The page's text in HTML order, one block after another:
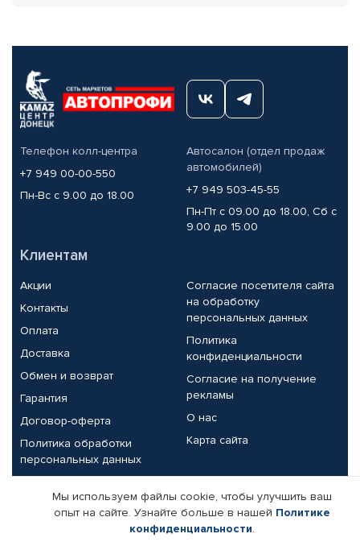
Телефон колл-центра
+7 949 00-00-550
Пн-Вс с 9.00 до 18.00
Автосалон (отдел продаж
автомобилей)
+7 949 503-45-55
Пн-Пт с 09.00 до 18.00, Сб с
9.00 до 15.00
Клиентам
Акции
Контакты
Оплата
Доставка
Обмен и возврат
Гарантия
Договор-оферта
Политика обработки
персональных данных
Согласие посетителя сайта
на обработку
персональных данных
Политика
конфиденциальности
Согласие на получение
рекламы
О нас
Карта сайта
Партнерам
Корпоративным клиентам
Реквизиты компании
Мы используем файлы cookie, чтобы улучшить ваш
опыт на сайте. Узнайте больше в нашей Политике
конфиденциальности.